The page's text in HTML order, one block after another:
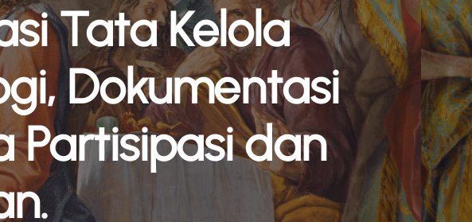
Tata Kelola
Dokumentasi
Partisipasi dan